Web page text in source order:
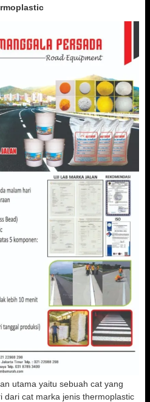
utama yaitu sebuah cat yang
dari cat marka jenis thermoplastic